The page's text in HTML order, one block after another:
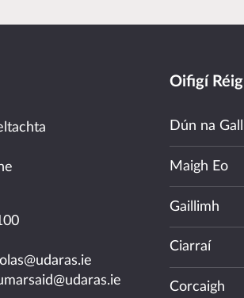
Oifigí
Dún na Gall
Maigh Eo
Gaillimh
Ciarraí
Corcaigh